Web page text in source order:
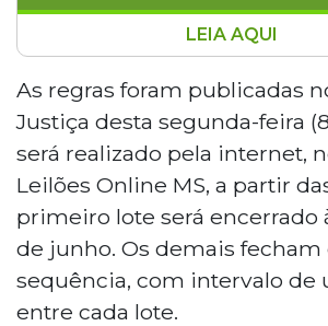
O Tribunal de Justiça de
Sul realiza leilão eletrônico
de veículos, incluindo
reboques e motocicletas, no
junho, a partir das 15h01, pelo
Online MS. Os lances iniciais
2.010 a R$ 117.030. Os
se cadastrar gratuitamente
pagar o valor arrematado
horas após o encerramento.
LEIA AQUI
As regras foram publicadas
Justiça desta segunda-feira
será realizado pela internet,
Leilões Online MS, a partir
primeiro lote será encerrado
de junho. Os demais fecham
sequência, com intervalo de
entre cada lote.